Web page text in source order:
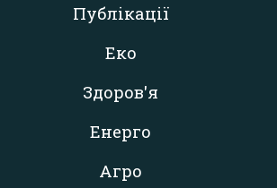
Публікації
Еко
Здоров'я
Енерго
Агро